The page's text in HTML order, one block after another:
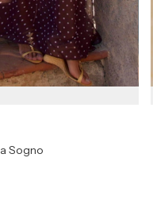
Sogno